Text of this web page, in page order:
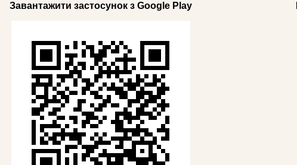
Завантажити застосунок з Google Play